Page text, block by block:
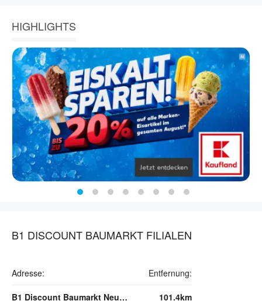
HIGHLIGHTS
B1 DISCOUNT BAUMARKT FILIALEN
Adresse: Entfernung:
B1 Discount Baumarkt Neuwied 101.4km